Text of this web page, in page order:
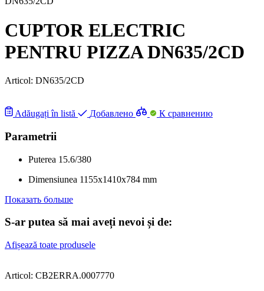
CUPTOR ELECTRIC
PENTRU PIZZA DN635/2CD
Articol: DN635/2CD
Adăugați în listă Добавлено К сравнению
Parametrii
Puterea 15.6/380
Dimensiunea 1155x1410x784 mm
Показать больше
S-ar putea să mai aveți nevoi și de:
Afișează toate produsele
Articol: CB2ERRA.0007770